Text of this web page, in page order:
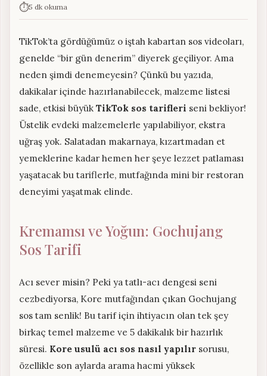
⏱️5 dk okuma
TikTok’ta gördüğümüz o iştah kabartan sos videoları,
genelde “bir gün denerim” diyerek geçiliyor. Ama
neden şimdi denemeyesin? Çünkü bu yazıda,
dakikalar içinde hazırlanabilecek, malzeme listesi
sade, etkisi büyük TikTok sos tarifleri seni bekliyor!
Üstelik evdeki malzemelerle yapılabiliyor, ekstra
uğraş yok. Salatadan makarnaya, kızartmadan et
yemeklerine kadar hemen her şeye lezzet patlaması
yaşatacak bu tariflerle, mutfağında mini bir restoran
deneyimi yaşatmak elinde.
Kremamsı ve Yoğun: Gochujang
Sos Tarifi
Acı sever misin? Peki ya tatlı-acı dengesi seni
cezbediyorsa, Kore mutfağından çıkan Gochujang
sos tam senlik! Bu tarif için ihtiyacın olan tek şey
birkaç temel malzeme ve 5 dakikalık bir hazırlık
süresi. Kore usulü acı sos nasıl yapılır sorusu,
özellikle son aylarda arama hacmi yüksek